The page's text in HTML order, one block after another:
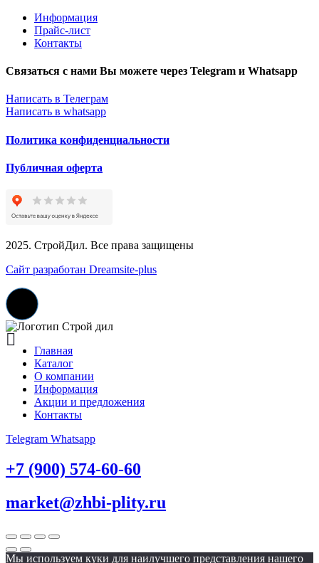
Информация
Прайс-лист
Контакты
Связаться с нами Вы можете через Telegram и Whatsapp
Написать в Телеграм
Написать в whatsapp
Политика конфиденциальности
Публичная оферта
2025. СтройДил. Все права защищены
Сайт разработан Dreamsite-plus
Главная
Каталог
О компании
Информация
Акции и предложения
Контакты
Telegram Whatsapp
+7 (900) 574-60-60
market@zhbi-plity.ru
Мы используем куки для наилучшего представления нашего